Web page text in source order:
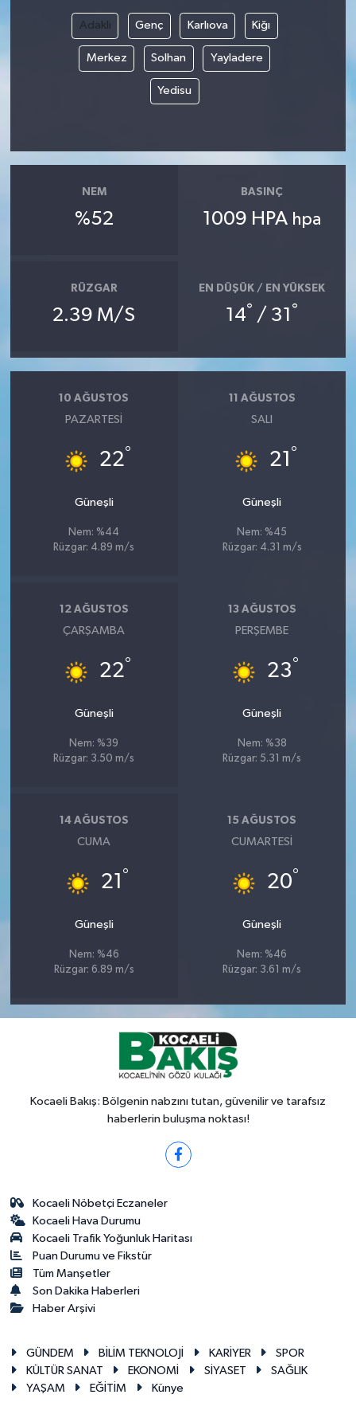
Adaklı Genç Karlıova Kiğı
Merkez Solhan Yayladere
Yedisu
NEM
%52
BASINÇ
1009 HPA hpa
RÜZGAR
2.39 M/S
EN DÜŞÜK / EN YÜKSEK
14° / 31 °
10 AĞUSTOS
PAZARTESI
22°
Güneşli
Nem: %44
Rüzgar: 4.89 m/s
11 AĞUSTOS
SALI
21 °
Güneşli
Nem: %45
Rüzgar: 4.31 m/s
12 AĞUSTOS
ÇARŞAMBA
22°
Güneşli
Nem: %39
Rüzgar: 3.50 m/s
13 AĞUSTOS
PERŞEMBE
23°
Güneşli
Nem: %38
Rüzgar: 5.31 m/s
14 AĞUSTOS
CUMA
21 °
Güneşli
Nem: %46
Rüzgar: 6.89 m/s
15 AĞUSTOS
CUMARTESI
20°
Güneşli
Nem: %46
Rüzgar: 3.61 m/s
Kocaeli Bakış: Bölgenin nabzını tutan, güvenilir ve tarafsız
haberlerin buluşma noktası!
Kocaeli Nöbetçi Eczaneler
Kocaeli Hava Durumu
Kocaeli Trafik Yoğunluk Haritası
Puan Durumu ve Fikstür
Tüm Manşetler
Son Dakika Haberleri
Haber Arşivi
GÜNDEM BİLİM TEKNOLOJİ KARİYER
SPOR
KÜLTÜR SANAT
EKONOMİ SİYASET
SAĞLIK
YAŞAM
EĞİTİM Künye